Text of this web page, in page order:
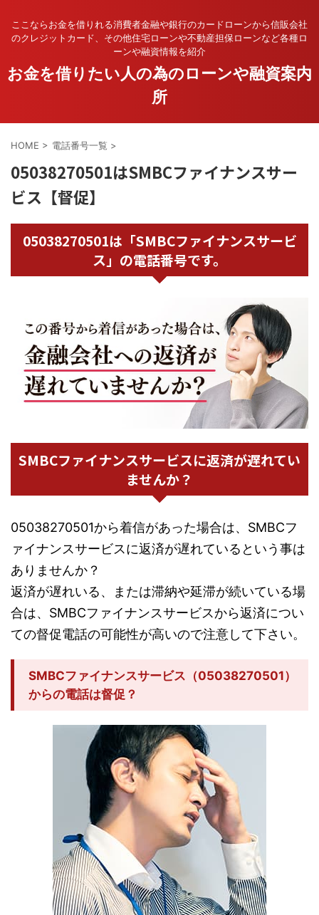
ここならお金を借りれる消費者金融や銀行のカードローンから信販会社
のクレジットカード、その他住宅ローンや不動産担保ローンなど各種ロ
ーンや融資情報を紹介
お金を借りたい人の為のローンや融資案内
所
HOME > 電話番号一覧 >
05038270501はSMBCファイナンスサー
ビス【督促】
05038270501は「SMBCファイナンスサービ
ス」の電話番号です。
SMBCファイナンスサービスに返済が遅れてい
ませんか？
05038270501から着信があった場合は、SMBCフ
ァイナンスサービスに返済が遅れているという事は
ありませんか？
返済が遅れいる、または滞納や延滞が続いている場
合は、SMBCファイナンスサービスから返済につい
ての督促電話の可能性が高いので注意して下さい。
SMBCファイナンスサービス（05038270501）
からの電話は督促？